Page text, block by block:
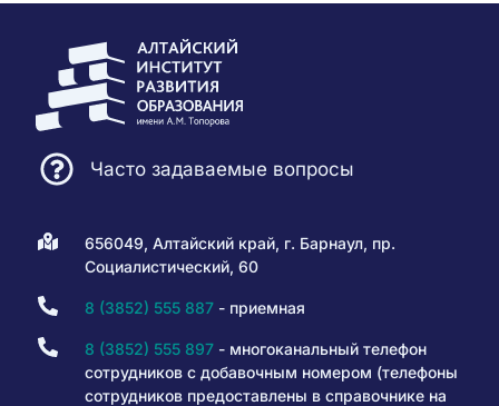
Часто задаваемые вопросы
656049, Алтайский край, г. Барнаул, пр.
Социалистический, 60
8 (3852) 555 887- приемная
8 (3852) 555 897- многоканальный телефон
сотрудников с добавочным номером (телефоны
сотрудников предоставлены в справочнике на